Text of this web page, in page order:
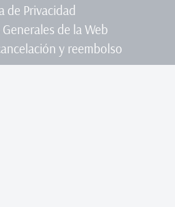
de Privacidad
de la Web
y reembolso